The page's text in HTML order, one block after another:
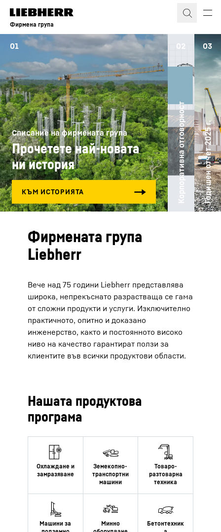
Фирмена група
01
Списание на фирмената група
Прочетете най-новата
ни история
02
Корпоративна отговорност
03
Годишен отчет 2025 г.
Фирмената група
Liebherr
Вече над 75 години Liebherr представлява
широка, непрекъснато разрастваща се гама
от сложни продукти и услуги. Изключително
практичното, опитно и доказано
инженерство, както и постоянното високо
ниво на качество гарантират ползи за
клиентите във всички продуктови области.
Нашата продуктова
програма